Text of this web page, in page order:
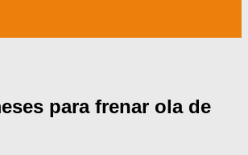
para frenar ola de